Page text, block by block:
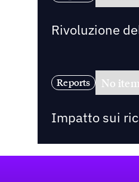
Rivoluzione
Reports No
Impatto sui